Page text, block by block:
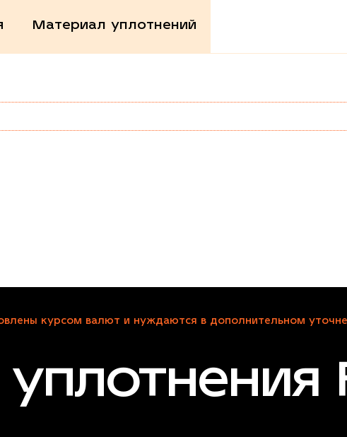
Материал уплотнений
курсом валют и нуждаются в дополнительном